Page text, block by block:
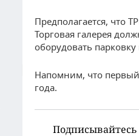
Предполагается, что
Торговая галерея
оборудовать
Напомним, что
года.
Подписывайтесь